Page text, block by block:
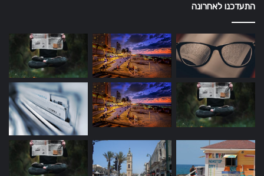
התעדכנו לאחרונה